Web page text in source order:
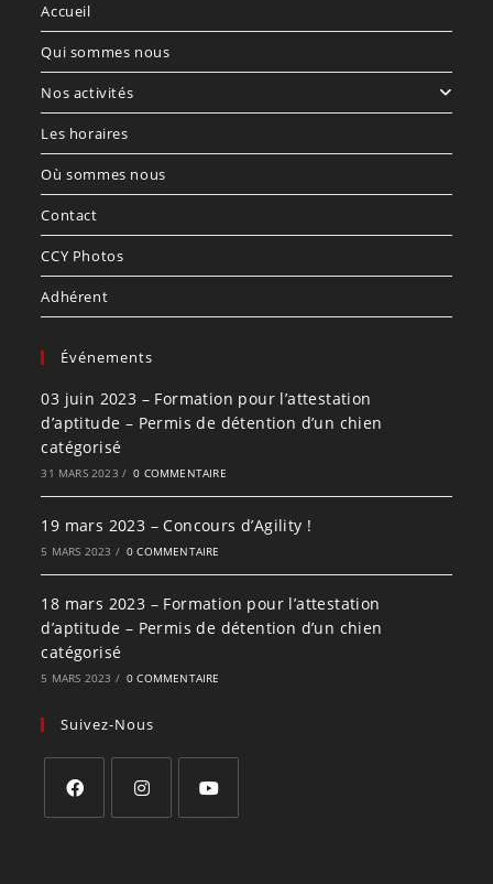
Accueil
Qui sommes nous
Nos activités
Les horaires
Où sommes nous
Contact
CCY Photos
Adhérent
Événements
03 juin 2023 – Formation pour l’attestation
d’aptitude – Permis de détention d’un chien
catégorisé
31 MARS 2023 / 0 COMMENTAIRE
19 mars 2023 – Concours d’Agility !
5 MARS 2023 / 0 COMMENTAIRE
18 mars 2023 – Formation pour l’attestation
d’aptitude – Permis de détention d’un chien
catégorisé
5 MARS 2023 / 0 COMMENTAIRE
Suivez-Nous